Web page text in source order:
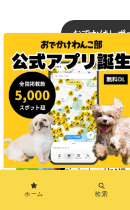
おでかけレポ
イベント
【兵庫/犬の
ナイトタイ
グラン」（
8/14〜16
【福岡/犬の
型イベント
ント「Pet博
ドーム）8/8
ホーム 検索